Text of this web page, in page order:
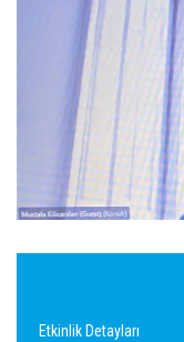
Etkinlik Detayları